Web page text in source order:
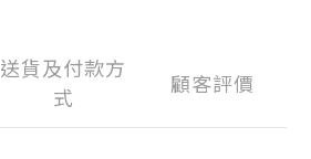
送貨及付款方
式
顧客評價